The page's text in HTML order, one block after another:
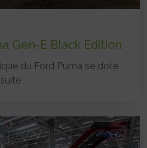
Gen-E Black Edition
du Ford Puma se dote